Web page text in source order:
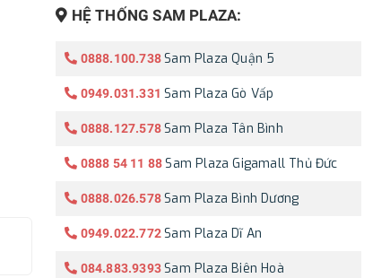
HỆ THỐNG SAM PLAZA:
0888.100.738 Sam Plaza Quận 5
0949.031.331 Sam Plaza Gò Vấp
0888.127.578 Sam Plaza Tân Bình
0888 54 11 88 Sam Plaza Gigamall Thủ Đức
0888.026.578 Sam Plaza Bình Dương
0949.022.772 Sam Plaza Dĩ An
084.883.9393 Sam Plaza Biên Hoà